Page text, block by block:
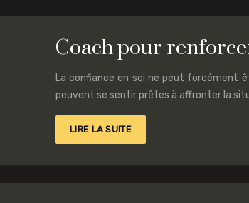
Coach pour
La confiance en soi ne peut forcément
peuvent se sentir prêtes à affronter la
LIRE LA SUITE